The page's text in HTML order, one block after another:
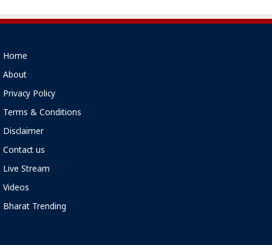
Home
About
Privacy Policy
Terms & Conditions
Disclaimer
Contact us
Live Stream
Videos
Bharat Trending